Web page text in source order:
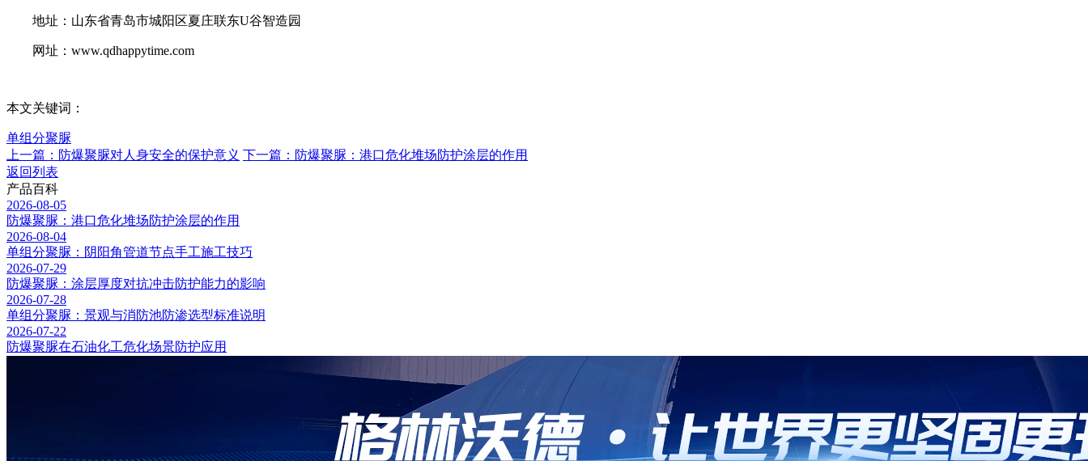
地址：山东省青岛市城阳区夏庄联东U谷智造园
网址：www.qdhappytime.com
本文关键词：
单组分聚脲
上一篇：防爆聚脲对人身安全的保护意义 下一篇：防爆聚脲：港口危化堆场防护涂层的作用
返回列表
产品百科
2026-08-05
防爆聚脲：港口危化堆场防护涂层的作用
2026-08-04
单组分聚脲：阴阳角管道节点手工施工技巧
2026-07-29
防爆聚脲：涂层厚度对抗冲击防护能力的影响
2026-07-28
单组分聚脲：景观与消防池防渗选型标准说明
2026-07-22
防爆聚脲在石油化工危化场景防护应用